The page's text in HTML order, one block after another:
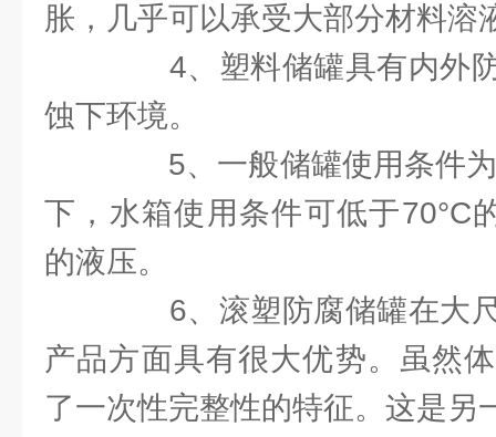
胀，几乎可以承受大部分材料溶
4、塑料储罐具有内外防
蚀下环境。
5、一般储罐使用条件为
下，水箱使用条件可低于70°C
的液压。
6、滚塑防腐储罐在大尺
产品方面具有很大优势。虽然
了一次性完整性的特征。这是另